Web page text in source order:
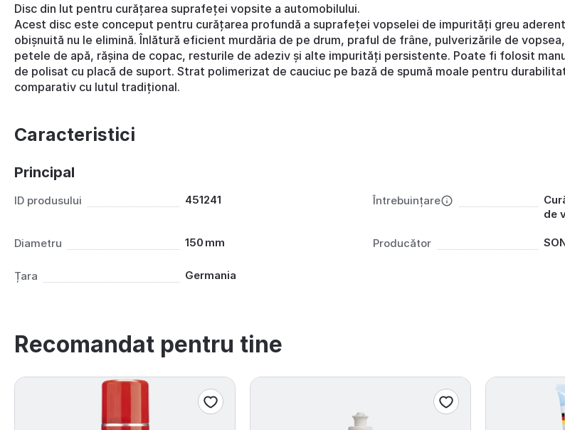
Disc din lut pentru curățarea suprafeței vopsite a automobilului.
Acest disc este conceput pentru curățarea profundă a suprafeței vopselei de impurități greu
obișnuită nu le elimină. Înlătură eficient murdăria de pe drum, praful de frâne, pulverizările de
petele de apă, rășina de copac, resturile de adeziv și alte impurități persistente. Poate fi folosit
de polisat cu placă de suport. Strat polimerizat de cauciuc pe bază de spumă moale pentru
comparativ cu lutul tradițional.
Caracteristici
Principal
ID produsului 451241 Întrebuințare
de
Diametru 150 mm Producător
Țara Germania
Recomandat pentru tine